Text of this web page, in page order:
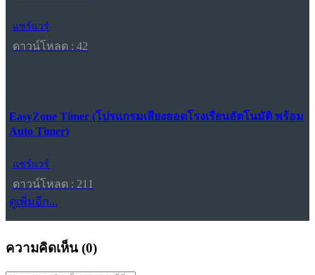
แชร์แวร์
ดาวน์โหลด : 42
EasyZone Timer (โปรแกรมเสียงออดโรงเรียนอัตโนมัติ พร้อม
Auto Timer)
แชร์แวร์
ดาวน์โหลด : 211
ดูเพิ่มอีก...
ความคิดเห็น (0)